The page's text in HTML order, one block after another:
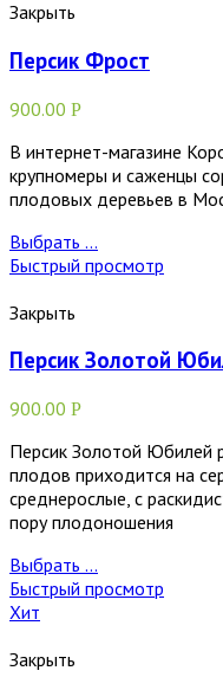
Закрыть
Персик Фрост
900.00 Р
В интернет-магазине
крупномеры и саженцы
плодовых деревьев в
Выбрать ...
Быстрый просмотр
Закрыть
Персик Золотой
900.00 Р
Персик Золотой Юбилей
плодов приходится на
среднерослые, с
пору плодоношения
Выбрать ...
Быстрый просмотр
Хит
Закрыть